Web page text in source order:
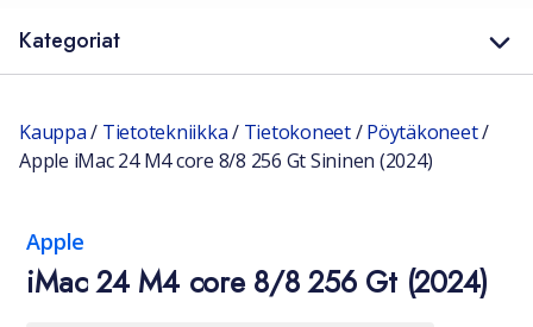
Kategoriat
Kauppa/ Tietotekniikka/ Tietokoneet/Pöytäkoneet/
Apple iMac 24 M4 core 8/8 256 Gt Sininen (2024)
Apple
iMac 24 M4 core 8/8 256 Gt (2024)